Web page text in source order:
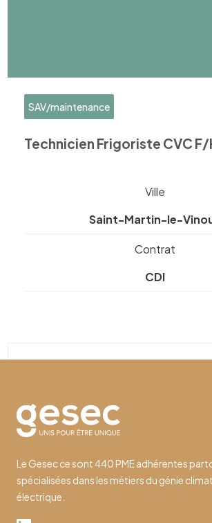
SAV/maintenance
Technicien Frigoriste CVC F/
Ville
Saint-Martin-le-
Contrat
CDI
Le Gesec ce sont 440 PME adhérentes
spécialisées dans les métiers du génie
électrique.